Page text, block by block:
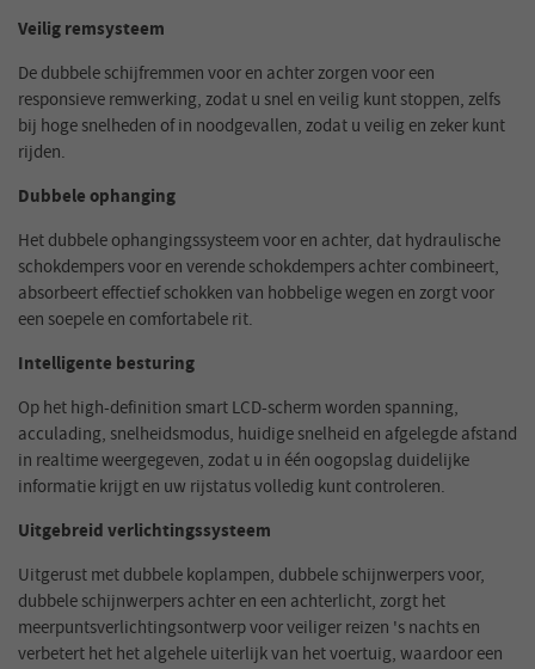
Veilig remsysteem
De dubbele schijfremmen voor en achter zorgen voor een
responsieve remwerking, zodat u snel en veilig kunt stoppen, zelfs
bij hoge snelheden of in noodgevallen, zodat u veilig en zeker kunt
rijden.
Dubbele ophanging
Het dubbele ophangingssysteem voor en achter, dat hydraulische
schokdempers voor en verende schokdempers achter combineert,
absorbeert effectief schokken van hobbelige wegen en zorgt voor
een soepele en comfortabele rit.
Intelligente besturing
Op het high-definition smart LCD-scherm worden spanning,
acculading, snelheidsmodus, huidige snelheid en afgelegde afstand
in realtime weergegeven, zodat u in één oogopslag duidelijke
informatie krijgt en uw rijstatus volledig kunt controleren.
Uitgebreid verlichtingssysteem
Uitgerust met dubbele koplampen, dubbele schijnwerpers voor,
dubbele schijnwerpers achter en een achterlicht, zorgt het
meerpuntsverlichtingsontwerp voor veiliger reizen 's nachts en
verbetert het het algehele uiterlijk van het voertuig, waardoor een